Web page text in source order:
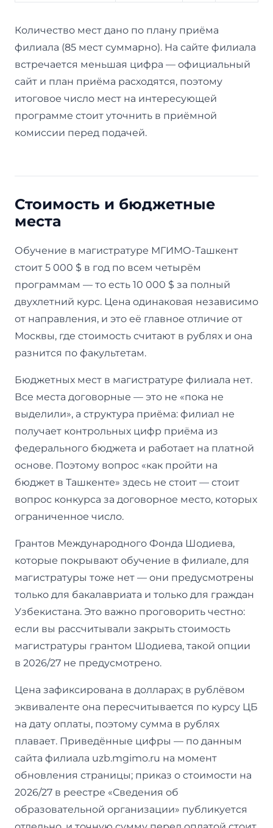
Количество мест дано по плану приёма
филиала (85 мест суммарно). На сайте филиала
встречается меньшая цифра — официальный
сайт и план приёма расходятся, поэтому
итоговое число мест на интересующей
программе стоит уточнить в приёмной
комиссии перед подачей.
Стоимость и бюджетные
места
Обучение в магистратуре МГИМО-Ташкент
стоит 5 000 $ в год по всем четырём
программам — то есть 10 000 $ за полный
двухлетний курс. Цена одинаковая независимо
от направления, и это её главное отличие от
Москвы, где стоимость считают в рублях и она
разнится по факультетам.
Бюджетных мест в магистратуре филиала нет.
Все места договорные — это не «пока не
выделили», а структура приёма: филиал не
получает контрольных цифр приёма из
федерального бюджета и работает на платной
основе. Поэтому вопрос «как пройти на
бюджет в Ташкенте» здесь не стоит — стоит
вопрос конкурса за договорное место, которых
ограниченное число.
Грантов Международного Фонда Шодиева,
которые покрывают обучение в филиале, для
магистратуры тоже нет — они предусмотрены
только для бакалавриата и только для граждан
Узбекистана. Это важно проговорить честно:
если вы рассчитывали закрыть стоимость
магистратуры грантом Шодиева, такой опции
в 2026/27 не предусмотрено.
Цена зафиксирована в долларах; в рублёвом
эквиваленте она пересчитывается по курсу ЦБ
на дату оплаты, поэтому сумма в рублях
плавает. Приведённые цифры — по данным
сайта филиала uzb.mgimo.ru на момент
обновления страницы; приказ о стоимости на
2026/27 в реестре «Сведения об
образовательной организации» публикуется